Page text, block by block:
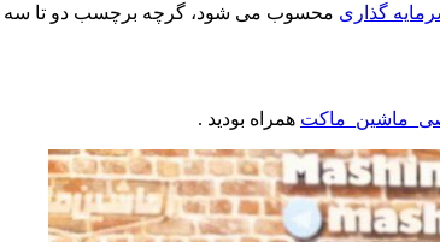
گذاری محسوب می شود، گرچه برچسب دو تا سه
همراه بودید .